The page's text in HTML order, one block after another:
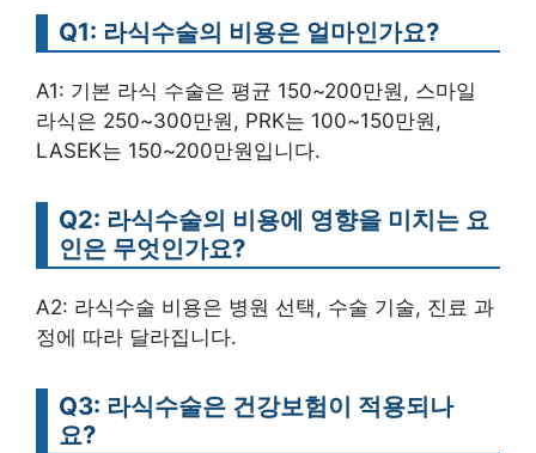
Q1: 라식수술의 비용은 얼마인가요?
A1: 기본 라식 수술은 평균 150~200만원, 스마일
라식은 250~300만원, PRK는 100~150만원,
LASEK는 150~200만원입니다.
Q2: 라식수술의 비용에 영향을 미치는 요
인은 무엇인가요?
A2: 라식수술 비용은 병원 선택, 수술 기술, 진료 과
정에 따라 달라집니다.
Q3: 라식수술은 건강보험이 적용되나
요?